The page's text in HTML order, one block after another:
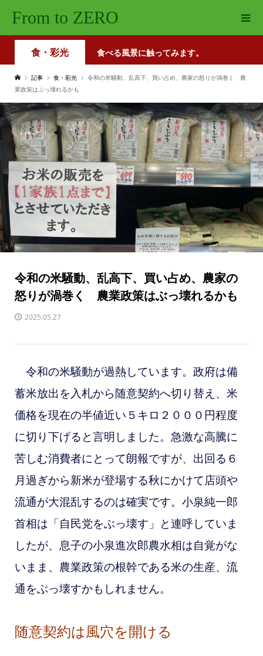
From to ZERO
食・彩光 食べる風景に触ってみます。
記事 食・彩光
令和の米騒動、乱高下、買い占め、農家の怒りが渦巻く 農
業政策はぶっ壊れるかも
令和の米騒動、乱高下、買い占め、農家の
怒りが渦巻く 農業政策はぶっ壊れるかも
2025.05.27
令和の米騒動が過熱しています。政府は備
蓄米放出を入札から随意契約へ切り替え、米
価格を現在の半値近い５キロ２０００円程度
に切り下げると言明しました。急激な高騰に
苦しむ消費者にとって朗報ですが、出回る６
月過ぎから新米が登場する秋にかけて店頭や
流通が大混乱するのは確実です。小泉純一郎
首相は「自民党をぶっ壊す」と連呼していま
したが、息子の小泉進次郎農水相は自覚がな
いまま、農業政策の根幹である米の生産、流
通をぶっ壊すかもしれません。
随意契約は風穴を開ける